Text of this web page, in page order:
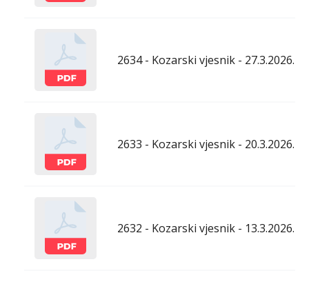
2634 - Kozarski vjesnik - 27.3.2026.
2633 - Kozarski vjesnik - 20.3.2026.
2632 - Kozarski vjesnik - 13.3.2026.